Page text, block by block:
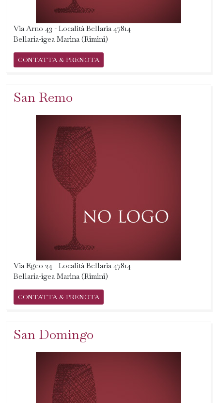
Via Arno 43 - Località Bellaria 47814
Bellaria-igea Marina (Rimini)
CONTATTA & PRENOTA
San Remo
Via Egeo 24 - Località Bellaria 47814
Bellaria-igea Marina (Rimini)
CONTATTA & PRENOTA
San Domingo